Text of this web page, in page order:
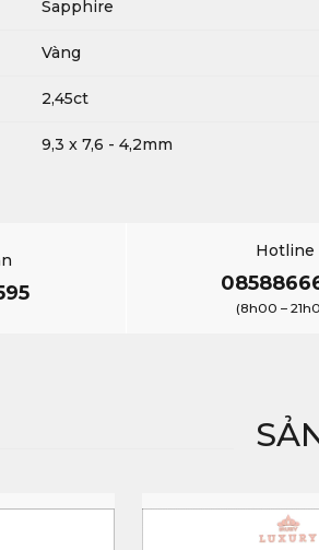
Sapphire
Vàng
2,45ct
9,3 x 7,6 - 4,2mm
Hotline
(8h00 –